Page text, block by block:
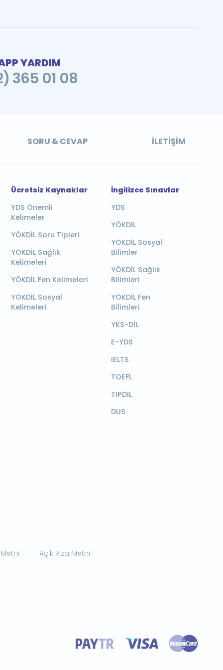
YARDIM
365 01 08
SORU & CEVAP İLETIŞIM
Ücretsiz Kaynaklar
YDS Önemli
Kelimeler
YÖKDİL Soru Tipleri
YÖKDİL Sağlık
Kelimeleri
YÖKDİL Fen Kelimeleri
YÖKDİL Sosyal
Kelimeleri
İngilizce Sınavlar
YDS
YÖKDİL
YÖKDİL Sosyal
Bilimler
YÖKDİL Sağlık
Bilimleri
YÖKDİL Fen
Bilimleri
YKS-DİL
E-YDS
IELTS
TOEFL
TIPDİL
DUS
Açık Rıza Metni